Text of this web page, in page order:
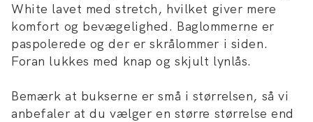
White lavet med stretch, hvilket giver mere
komfort og bevægelighed. Baglommerne er
paspolerede og der er skrålommer i siden.
Foran lukkes med knap og skjult lynlås.
Bemærk at bukserne er små i størrelsen, så vi
anbefaler at du vælger en større størrelse end